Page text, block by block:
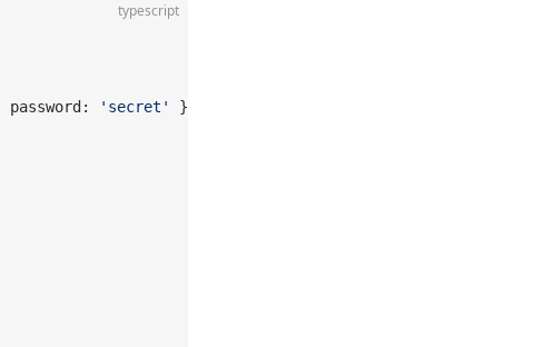
typescript
password: 'secret'
};